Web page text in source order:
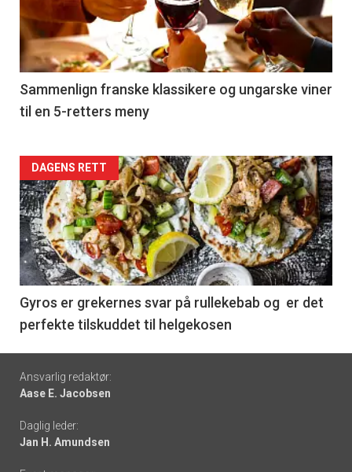
nå
-
5
Sammenlign franske klassikere og ungarske viner
til en 5-retters meny
Forsiden
akkurat
nå
-
6
DAGENS RETT
Gyros er grekernes svar på rullekebab og er det
perfekte tilskuddet til helgekosen
Footer
-
links
Ansvarlig redaktør:
Aase E. Jacobsen
Daglig leder:
Jan H. Amundsen